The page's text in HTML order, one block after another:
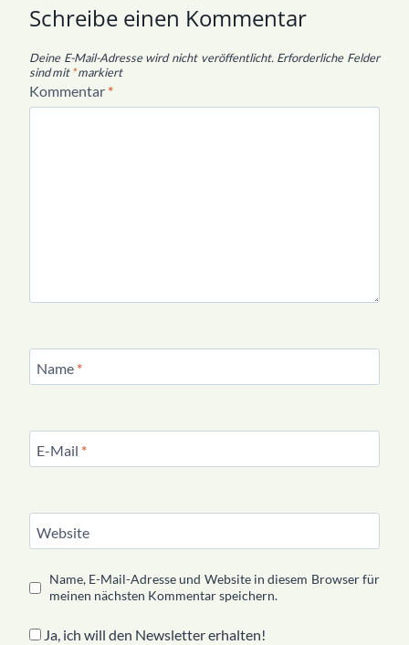
Schreibe einen Kommentar
Deine E-Mail-Adresse wird nicht veröffentlicht. Erforderliche Felder
sind mit*markiert
Kommentar *
Name *
E-Mail *
Website
Name, E-Mail-Adresse und Website in diesem Browser für
meinen nächsten Kommentar speichern.
Ja, ich will den Newsletter erhalten!